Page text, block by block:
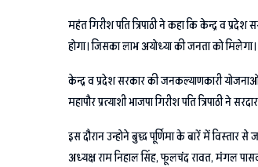
महंत गिरीश पति त्रिपाठी ने कहा कि केन्द्र व
होगा। जिसका लाभ अयोध्या की जनता को
केन्द्र व प्रदेश सरकार की जनकल्याणकारी
महापौर प्रत्याशी भाजपा गिरीश पति त्रिपाठी ने
इस दौरान उन्होने बुद्ध पूर्णिमा के बारें में विस्तार
अध्यक्ष राम निहाल सिंह, फूलचंद रावत, मंगल